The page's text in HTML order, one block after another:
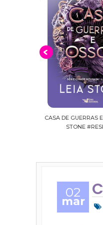
O LIVRO DE OURO
2026 | LYCIO
02
mar